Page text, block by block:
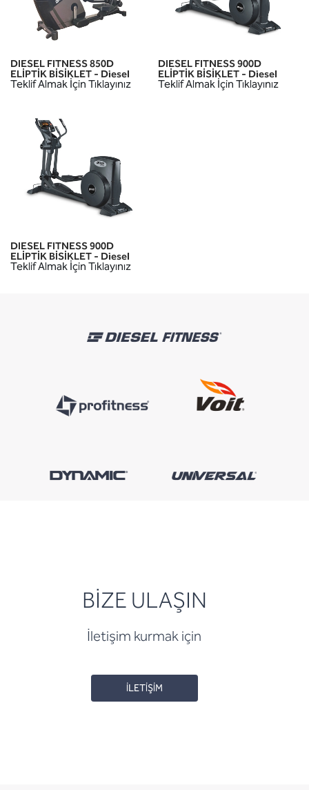
DIESEL FITNESS 850D
ELİPTİK BİSİKLET - Diesel
Teklif Almak İçin Tıklayınız
DIESEL FITNESS 900D
ELİPTİK BİSİKLET - Diesel
Teklif Almak İçin Tıklayınız
DIESEL FITNESS 900D
ELİPTİK BİSİKLET - Diesel
Teklif Almak İçin Tıklayınız
BİZE ULAŞIN
İletişim kurmak için
İLETİŞİM